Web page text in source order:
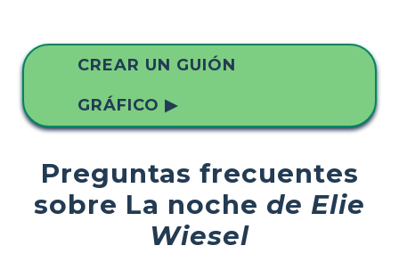
CREAR UN GUIÓN
GRÁFICO ▶
Preguntas frecuentes
sobre La noche de Elie
Wiesel